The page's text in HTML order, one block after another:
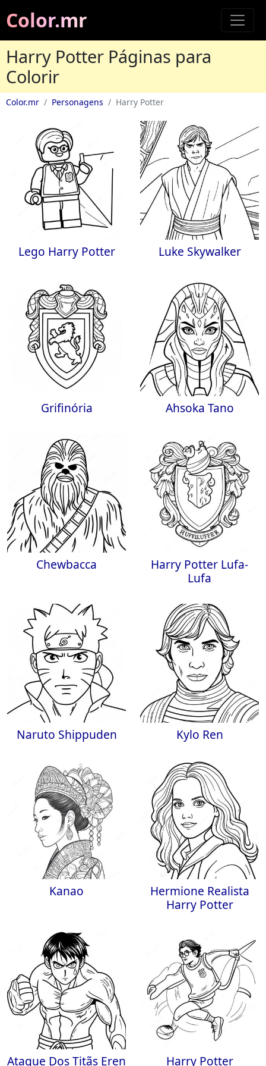
Color.mr
Harry Potter Páginas para
Colorir
Color.mr Personagens Harry Potter
Lego Harry Potter Luke Skywalker
Grifinória Ahsoka Tano
Chewbacca
Harry Potter Lufa-
Lufa
Naruto Shippuden Kylo Ren
Kanao
Hermione Realista
Harry Potter
Ataque Dos Titãs Eren Harry Potter